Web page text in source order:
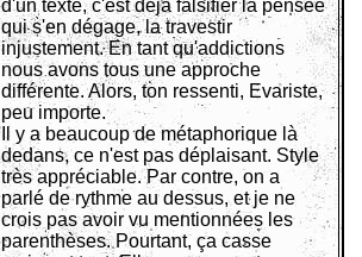
d'un texte, c'est déjà falsifier la pensée
qui s'en dégage, la travestir
injustement. En tant qu'addictions
nous avons tous une approche
différente. Alors, ton ressenti, Evariste,
peu importe.
Il y a beaucoup de métaphorique là
dedans, ce n'est pas déplaisant. Style
très appréciable. Par contre, on a
parlé de rythme au dessus, et je ne
crois pas avoir vu mentionnées les
parenthèses. Pourtant, ça casse